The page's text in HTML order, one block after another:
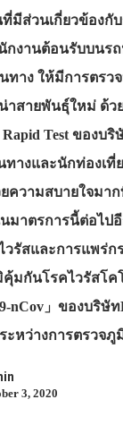
มีส่วนเกี่ยวข้องกั
กงานต้อนรับบนร
ทาง ให้มีการตร
าสายพันธุ์ใหม่ ด้ว
Test ของบริ
ทางและนักท่องเที่
ความสบายใจมา
นมาตรการนี้ต่อไป
วรัสและการแพร่ก
มกันโรคไวรัสโค
nCov」ของบริษัท
ะหว่างการตรวจ
3, 2020